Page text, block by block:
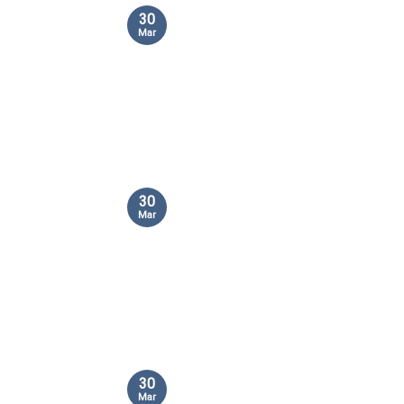
30
Mar
30
Mar
30
Mar